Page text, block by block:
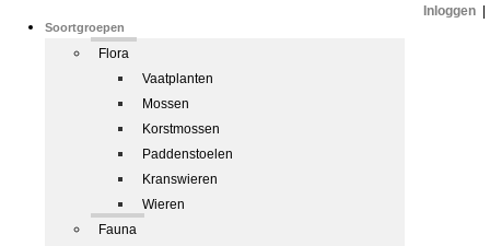
Soortgroepen
Flora
Vaatplanten
Mossen
Korstmossen
Paddenstoelen
Kranswieren
Wieren
Fauna
Inloggen